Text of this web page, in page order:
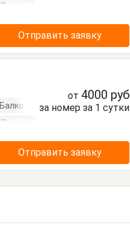
Посуда
Отправить заявку
Балкон
Посуда
от 4000 руб
за номер за 1 сутки
Отправить заявку